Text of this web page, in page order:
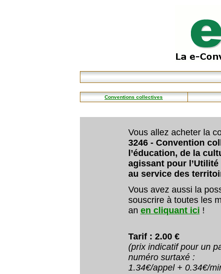
Conventions collectives
Vous allez acheter la
3246 - Convention
l’éducation, de la
agissant pour
au service des
Vous avez aussi la
souscrire à toutes les
an en cliquant ici !
Tarif : 2.00 €
(prix indicatif pour un
numéro surtaxé :
1.34€/appel + 0.34€/